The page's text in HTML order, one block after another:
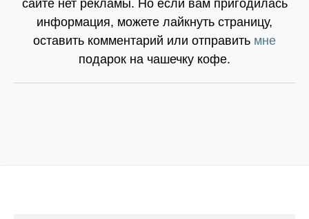
сайте нет рекламы. Но если вам пригодилась
информация, можете лайкнуть страницу,
оставить комментарий или отправить мне
подарок на чашечку кофе.